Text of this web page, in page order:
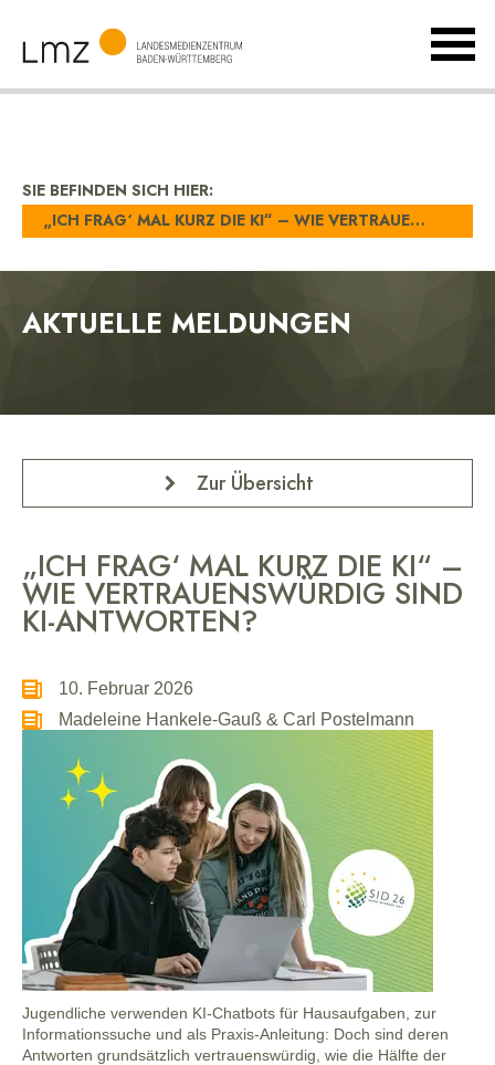
Baden-
SIE BEFINDEN SICH HIER:
„ICH FRAG‘ MAL KURZ DIE KI“ – WIE VERTRAUENSWÜRDIG SIND KI-ANTWORTEN?
AKTUELLE MELDUNGEN
Zur Übersicht
„ICH FRAG‘ MAL KURZ DIE KI“ –
WIE VERTRAUENSWÜRDIG SIND
KI-ANTWORTEN?
10. Februar 2026
Madeleine Hankele-Gauß & Carl Postelmann
Jugendliche verwenden KI-Chatbots für Hausaufgaben, zur
Informationssuche und als Praxis-Anleitung: Doch sind deren
Antworten grundsätzlich vertrauenswürdig, wie die Hälfte der